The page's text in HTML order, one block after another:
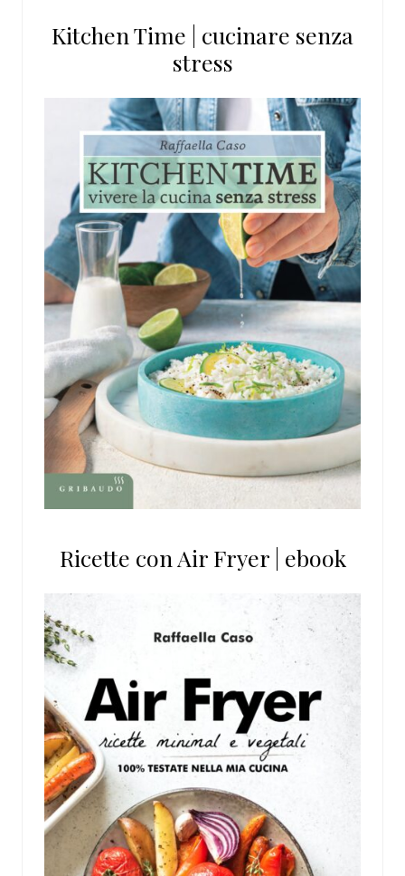
sito
Kitchen Time | cucinare senza
stress
Ricette con Air Fryer | ebook